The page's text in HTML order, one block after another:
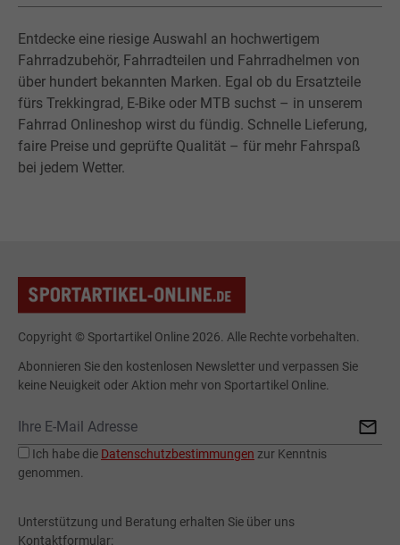
Entdecke eine riesige Auswahl an hochwertigem
Fahrradzubehör, Fahrradteilen und Fahrradhelmen von
über hundert bekannten Marken. Egal ob du Ersatzteile
fürs Trekkingrad, E-Bike oder MTB suchst – in unserem
Fahrrad Onlineshop wirst du fündig. Schnelle Lieferung,
faire Preise und geprüfte Qualität – für mehr Fahrspaß
bei jedem Wetter.
Copyright © Sportartikel Online 2026. Alle Rechte vorbehalten.
Abonnieren Sie den kostenlosen Newsletter und verpassen Sie
keine Neuigkeit oder Aktion mehr von Sportartikel Online.
Ich habe die Datenschutzbestimmungen zur Kenntnis
genommen.
Unterstützung und Beratung erhalten Sie über uns
Kontaktformular: